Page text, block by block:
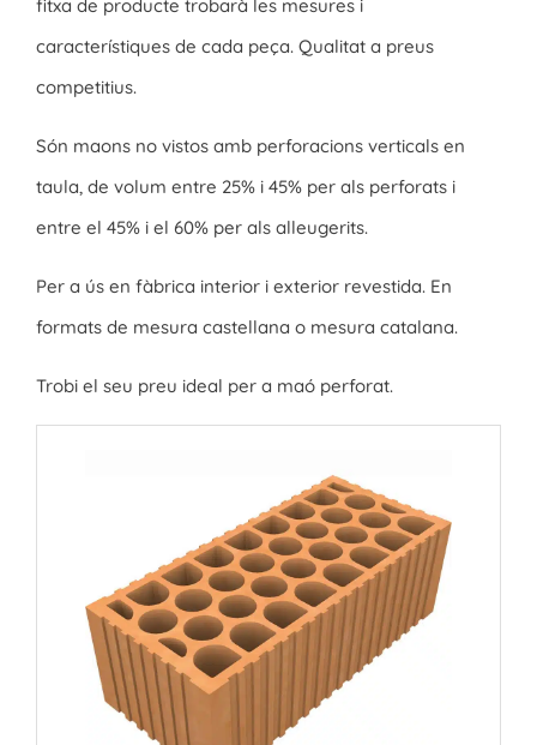
fitxa de producte trobarà les mesures i
característiques de cada peça. Qualitat a preus
competitius.
Són maons no vistos amb perforacions verticals en
taula, de volum entre 25% i 45% per als perforats i
entre el 45% i el 60% per als alleugerits.
Per a ús en fàbrica interior i exterior revestida. En
formats de mesura castellana o mesura catalana.
Trobi el seu preu ideal per a maó perforat.